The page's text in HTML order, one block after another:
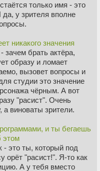
только имя - это
у зрителя вполне
никакого значения
зачем брать актёра,
образу и ломает
вызовет вопросы и
студии это значение
чёрным. А вот
"расист". Очень
а виноваты зрители.
и ты бегаешь
этом
- это ты, который под
орёт "расист!". Я-то как
А у тебя вместо